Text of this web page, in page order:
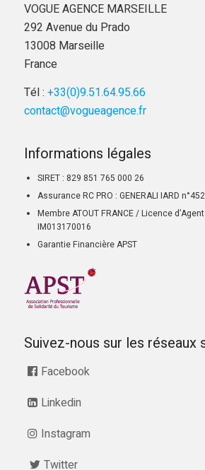
VOGUE AGENCE MARSEILLE
292 Avenue du Prado
13008 Marseille
France
Tél : +33(0)9.51.64.95.66
contact@vogueagence.fr
Informations légales
SIRET : 829 851 765 000 26
Assurance RC PRO : GENERALI IARD
Membre ATOUT FRANCE / Licence
IM013170016
Garantie Financière APST
Suivez-nous sur les réseaux
Facebook
Linkedin
Instagram
Twitter